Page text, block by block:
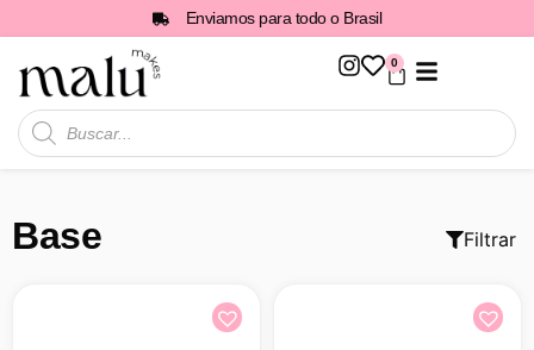
Enviamos para todo o Brasil
0
Base Filtrar